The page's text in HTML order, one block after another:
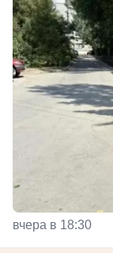
вчера в 18:30